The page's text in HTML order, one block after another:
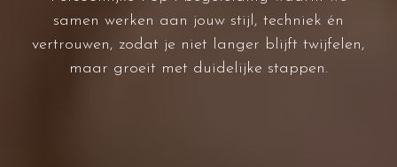
samen werken aan jouw stijl, techniek én
vertrouwen, zodat je niet langer blijft twijfelen,
maar groeit met duidelijke stappen.